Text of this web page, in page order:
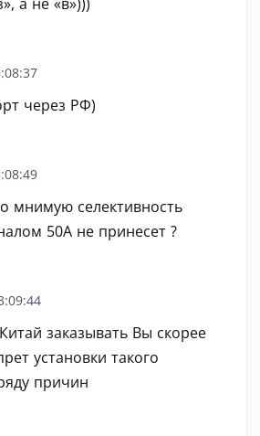
через РФ)
мнимую селективность
50А не принесет ?
заказывать Вы скорее
установки такого
причин